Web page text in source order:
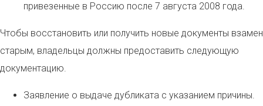
привезенные в Россию после 7 августа 2008 года.
Чтобы восстановить или получить новые документы взамен
старым, владельцы должны предоставить следующую
документацию.
Заявление о выдаче дубликата с указанием причины.